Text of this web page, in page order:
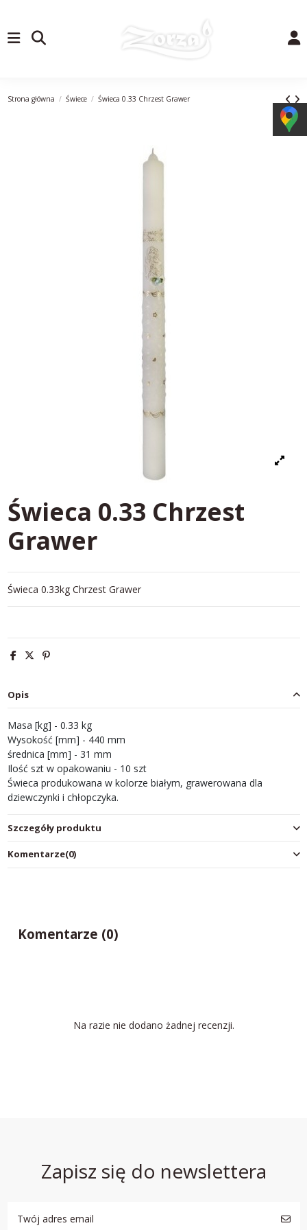
Strona główna Świece Świeca 0.33 Chrzest Grawer
Świeca 0.33 Chrzest
Grawer
Świeca 0.33kg Chrzest Grawer
Opis
Masa [kg] - 0.33 kg
Wysokość [mm] - 440 mm
średnica [mm] - 31 mm
Ilość szt w opakowaniu - 10 szt
Świeca produkowana w kolorze białym, grawerowana dla
dziewczynki i chłopczyka.
Szczegóły produktu
Komentarze(0)
Komentarze (0)
Na razie nie dodano żadnej recenzji.
Zapisz się do newslettera